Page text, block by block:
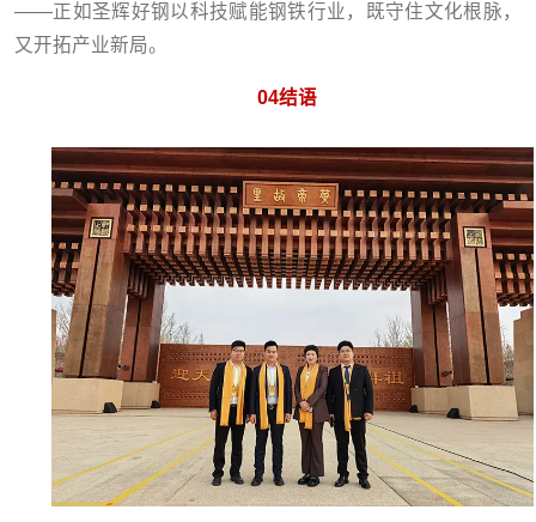
——正如圣辉好钢以科技赋能钢铁行业，既守住文化根脉，
又开拓产业新局。
04结语